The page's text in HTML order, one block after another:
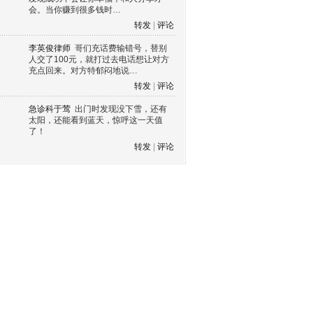
会。当你赚到很多钱时…
转发
评论
李英俊律师 哥们充话费输错号，替别
人交了100元，就打过去电话想让对方
充点回来。对方特郁闷地说…
转发
评论
急诊科于莺 出门时发现没下雪，还有
太阳，还能看到蓝天，惊呼这一天值
了！
转发
评论